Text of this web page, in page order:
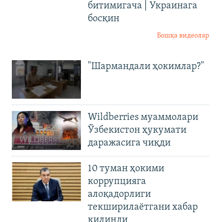
битимигача | Украинага
босқин
Бошқа видеолар
"Шармандали ҳокимлар?"
Wildberries муаммолари
Ўзбекистон ҳукумати
даражасига чиқди
10 туман ҳокими
коррупцияга
алоқадорлиги
текширилаётгани хабар